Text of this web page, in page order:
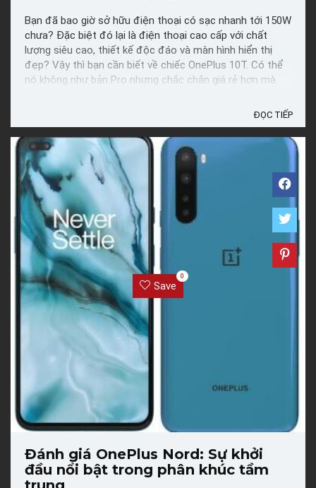
Bạn đã bao giờ sở hữu điện thoại có sạc nhanh tới 150W
chưa? Đặc biệt đó lại là điện thoại cao cấp với chất
lượng siêu cao, thiết kế độc đáo và màn hình hiển thị
đẹp? Vậy thì bạn cần biết về chiếc OnePlus 10T. Có thể
nó không như bản Pro nhưng chắc chắn giá rẻ hơn mà
ĐỌC TIẾP
Save
0
Đánh giá OnePlus Nord: Sự khởi
đầu nổi bật trong phân khúc tầm